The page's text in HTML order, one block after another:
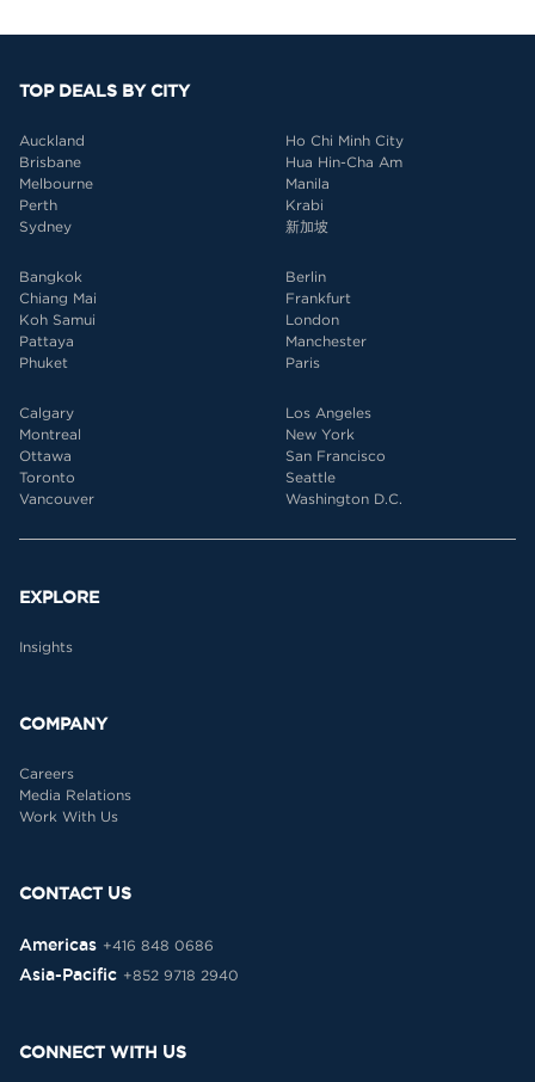
TOP DEALS BY CITY
Auckland
Brisbane
Melbourne
Perth
Sydney
Ho Chi Minh City
Hua Hin-Cha Am
Manila
Krabi
新加坡
Bangkok
Chiang Mai
Koh Samui
Pattaya
Phuket
Berlin
Frankfurt
London
Manchester
Paris
Calgary
Montreal
Ottawa
Toronto
Vancouver
Los Angeles
New York
San Francisco
Seattle
Washington D.C.
EXPLORE
Insights
COMPANY
Careers
Media Relations
Work With Us
CONTACT US
Americas +416 848 0686
Asia-Pacific +852 9718 2940
CONNECT WITH US